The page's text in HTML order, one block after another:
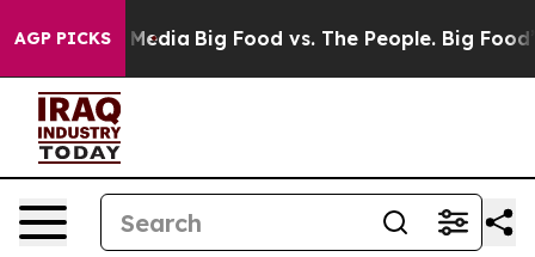
AGP PICKS
Media Big Food vs. The People. Big Food’s